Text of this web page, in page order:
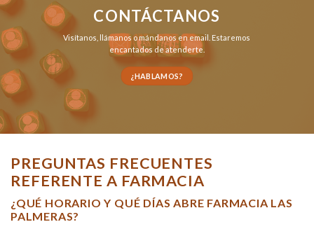
CONTÁCTANOS
Visítanos, llámanosomándanos en email . Estaremos
encantados de atenderte.
¿HABLAMOS?
PREGUNTAS FRECUENTES
REFERENTE A FARMACIA
¿QUÉ HORARIO Y QUÉ DÍAS ABRE FARMACIA LAS
PALMERAS?